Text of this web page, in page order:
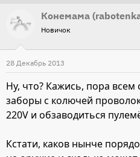
Конемама
Новичок
28 Декабрь 2013
Ну, что? Кажись, пора
заборы с колючей
220V и обзаводиться
Кстати, каков нынче